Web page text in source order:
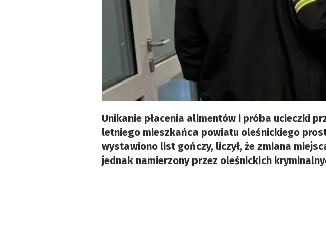
Unikanie płacenia alimentów i próba ucieczki
letniego mieszkańca powiatu oleśnickiego
wystawiono list gończy, liczył, że zmiana
jednak namierzony przez oleśnickich